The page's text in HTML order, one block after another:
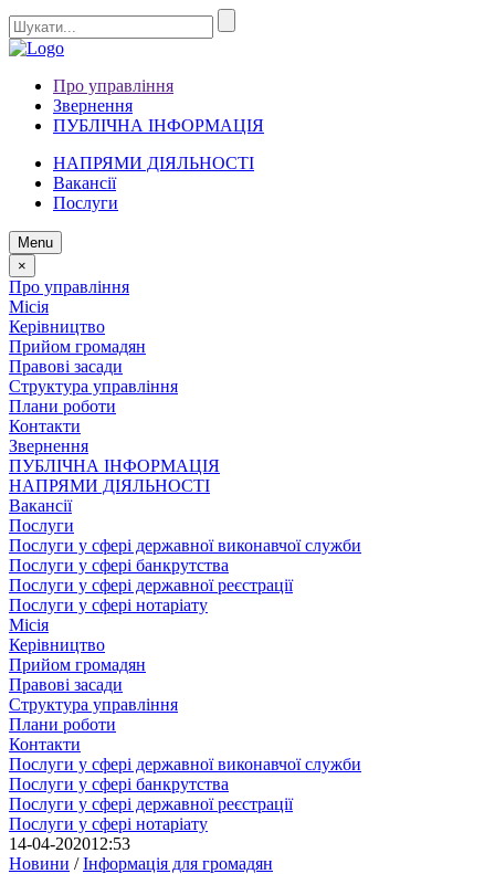
Про управління
Звернення
ПУБЛІЧНА ІНФОРМАЦІЯ
НАПРЯМИ ДІЯЛЬНОСТІ
Вакансії
Послуги
Menu
×
Про управління
Місія
Керівництво
Прийом громадян
Правові засади
Структура управління
Плани роботи
Контакти
Звернення
ПУБЛІЧНА ІНФОРМАЦІЯ
НАПРЯМИ ДІЯЛЬНОСТІ
Вакансії
Послуги
Послуги у сфері державної виконавчої служби
Послуги у сфері банкрутства
Послуги у сфері державної реєстрації
Послуги у сфері нотаріату
Місія
Керівництво
Прийом громадян
Правові засади
Структура управління
Плани роботи
Контакти
Послуги у сфері державної виконавчої служби
Послуги у сфері банкрутства
Послуги у сфері державної реєстрації
Послуги у сфері нотаріату
14-04-202012:53
Новини /Інформація для громадян